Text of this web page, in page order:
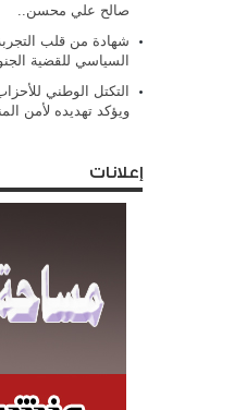
صالح علي محسن..
شهادة من قلب
السياسي للقضية
التكتل الوطني
ويؤكد تهديده لأمن
إعلانات